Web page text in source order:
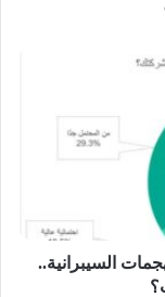
السيبرانية..